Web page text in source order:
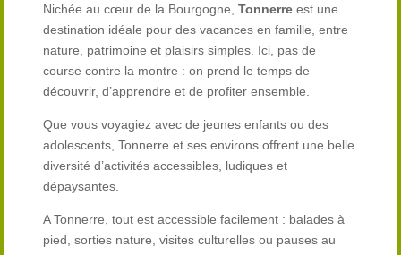
Nichée au cœur de la Bourgogne,Tonnerre est une
destination idéale pour des vacances en famille, entre
nature, patrimoine et plaisirs simples. Ici, pas de
course contre la montre : on prend le temps de
découvrir, d’apprendre et de profiter ensemble.
Que vous voyagiez avec de jeunes enfants ou des
adolescents, Tonnerre et ses environs offrent une belle
diversité d’activités accessibles, ludiques et
dépaysantes.
A Tonnerre, tout est accessible facilement : balades à
pied, sorties nature, visites culturelles ou pauses au